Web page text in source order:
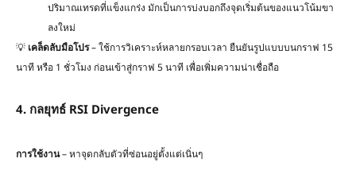
ปริมาณเทรดที่แข็งแกร่ง มักเป็นการบ่งบอกถึงจุดเริ่มต้นของแนวโน้มขา
ลงใหม่
💡 เคล็ดลับมือโปร– ใช้การวิเคราะห์หลายกรอบเวลา ยืนยันรูปแบบบนกราฟ 15
นาที หรือ 1 ชั่วโมง ก่อนเข้าสู่กราฟ 5 นาที เพื่อเพิ่มความน่าเชื่อถือ
4. กลยุทธ์ RSI Divergence
การใช้งาน– หาจุดกลับตัวที่ซ่อนอยู่ตั้งแต่เนิ่นๆ